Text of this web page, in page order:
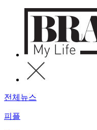
전체뉴스
피플